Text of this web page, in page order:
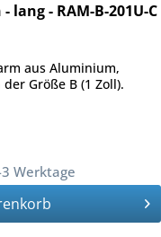
lang - RAM-B-201U-C
aus Aluminium,
Größe B (1 Zoll).
Werktage